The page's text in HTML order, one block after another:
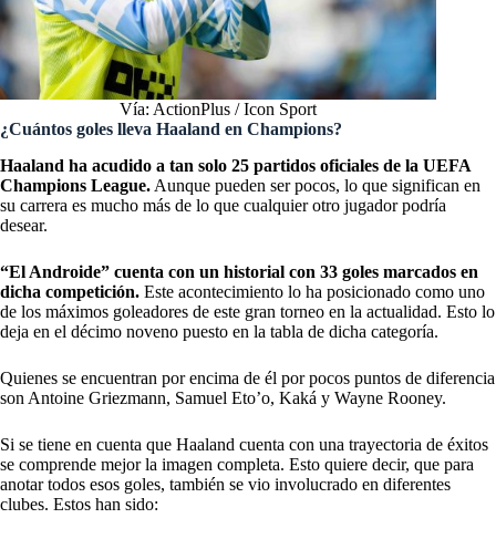
Vía: ActionPlus / Icon Sport
¿Cuántos goles lleva Haaland en Champions?
Haaland ha acudido a tan solo 25 partidos oficiales de la UEFA
Champions League. Aunque pueden ser pocos, lo que significan en
su carrera es mucho más de lo que cualquier otro jugador podría
desear.
“El Androide” cuenta con un historial con 33 goles marcados en
dicha competición. Este acontecimiento lo ha posicionado como uno
de los máximos goleadores de este gran torneo en la actualidad. Esto lo
deja en el décimo noveno puesto en la tabla de dicha categoría.
Quienes se encuentran por encima de él por pocos puntos de diferencia
son Antoine Griezmann, Samuel Eto’o, Kaká y Wayne Rooney.
Si se tiene en cuenta que Haaland cuenta con una trayectoria de éxitos
se comprende mejor la imagen completa. Esto quiere decir, que para
anotar todos esos goles, también se vio involucrado en diferentes
clubes. Estos han sido: